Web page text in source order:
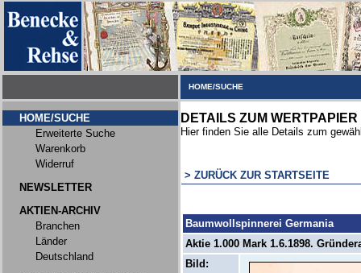
HOME/SUCHE
HOME/SUCHE
Erweiterte Suche
Warenkorb
Widerruf
NEWSLETTER
AKTIEN-ARCHIV
Branchen
Länder
Deutschland
DETAILS ZUM WERTPAPIER
Hier finden Sie alle Details zum
> ZURÜCK ZUR STARTSEITE
Baumwollspinnerei Germania
Aktie 1.000 Mark 1.6.1898.
Bild: